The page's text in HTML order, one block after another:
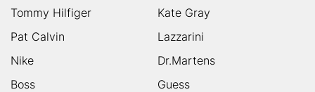
Tommy Hilfiger
Kate Gray
Pat Calvin
Lazzarini
Nike
Dr.Martens
Boss
Guess